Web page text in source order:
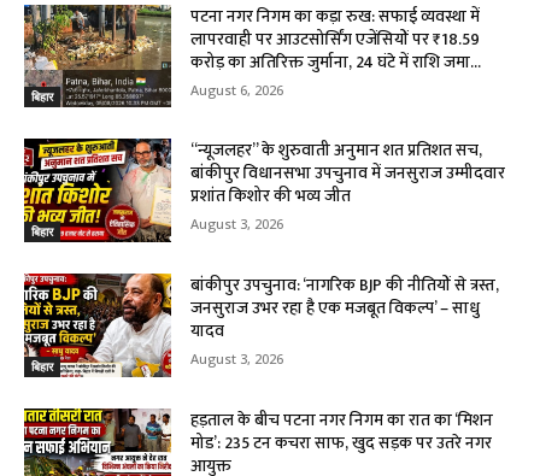
बिहार
पटना नगर निगम का कड़ा रुख: सफाई व्यवस्था में
लापरवाही पर आउटसोर्सिंग एजेंसियों पर ₹18.59
करोड़ का अतिरिक्त जुर्माना, 24 घंटे में राशि जमा...
August 6, 2026
बिहार
“न्यूजलहर” के शुरुवाती अनुमान शत प्रतिशत सच,
बांकीपुर विधानसभा उपचुनाव में जनसुराज उम्मीदवार
प्रशांत किशोर की भव्य जीत
August 3, 2026
बिहार
बांकीपुर उपचुनाव: ‘नागरिक BJP की नीतियों से त्रस्त,
जनसुराज उभर रहा है एक मजबूत विकल्प’ – साधु
यादव
August 3, 2026
हड़ताल के बीच पटना नगर निगम का रात का ‘मिशन
मोड’: 235 टन कचरा साफ, खुद सड़क पर उतरे नगर
आयुक्त